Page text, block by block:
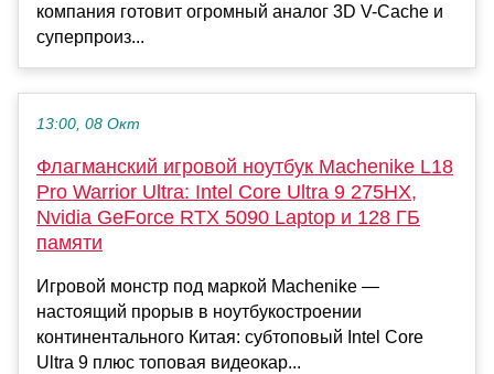
компания готовит огромный аналог 3D V-Cache и
суперпроиз...
13:00, 08 Окт
Флагманский игровой ноутбук Machenike L18
Pro Warrior Ultra: Intel Core Ultra 9 275HX,
Nvidia GeForce RTX 5090 Laptop и 128 ГБ
памяти
Игровой монстр под маркой Machenike —
настоящий прорыв в ноутбукостроении
континентального Китая: субтоповый Intel Core
Ultra 9 плюс топовая видеокар...